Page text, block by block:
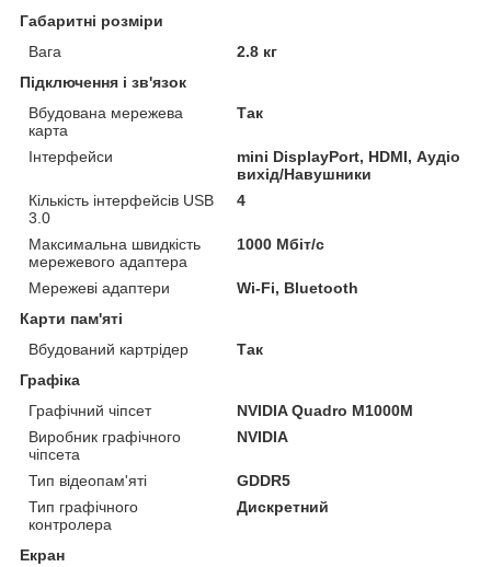
Габаритні розміри
Вага
2.8 кг
Підключення і зв'язок
Вбудована мережева
карта
Так
Інтерфейси
mini DisplayPort, HDMI, Аудіо
вихід/Навушники
Кількість інтерфейсів USB
3.0
4
Максимальна швидкість
мережевого адаптера
1000 Мбіт/с
Мережеві адаптери
Wi-Fi, Bluetooth
Карти пам'яті
Вбудований картрідер
Так
Графіка
Графічний чіпсет
NVIDIA Quadro M1000M
Виробник графічного
чіпсета
NVIDIA
Тип відеопам'яті
GDDR5
Тип графічного
контролера
Дискретний
Екран